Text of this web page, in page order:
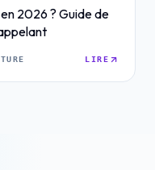
2026 ? Guide de
LIRE